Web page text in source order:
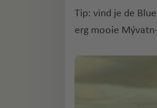
Tip: vind je de
erg mooie